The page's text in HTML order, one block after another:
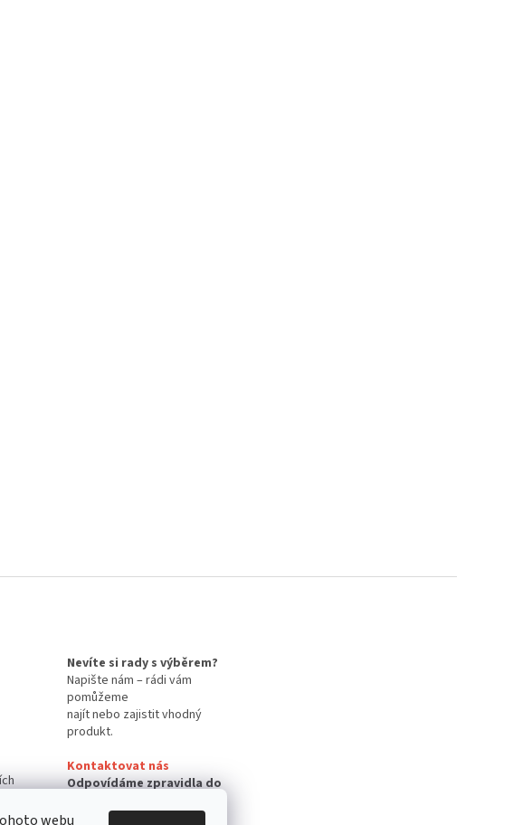
webu
Nevíte si rady s výběrem?
Napište nám – rádi vám
pomůžeme
najít nebo zajistit vhodný
produkt.
Kontaktovat nás
Odpovídáme zpravidla do